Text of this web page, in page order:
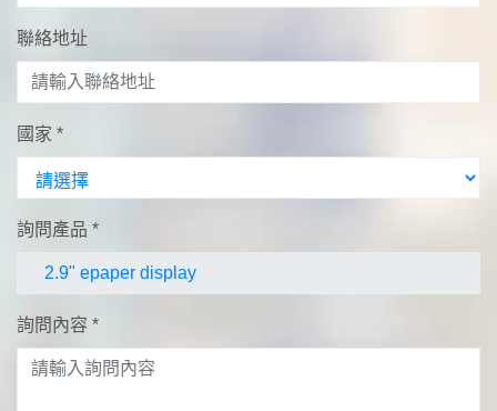
聯絡地址
國家 *
詢問產品 *
詢問內容 *